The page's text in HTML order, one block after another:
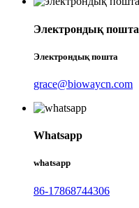
Электрондық пошта
Электрондық пошта
grace@biowaycn.com
Whatsapp
whatsapp
86-17868744306